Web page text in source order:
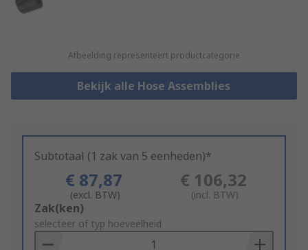
Afbeelding representeert productcategorie
Bekijk alle Hose Assemblies
Subtotaal (1 zak van 5 eenheden)*
€ 87,87
(excl. BTW)
€ 106,32
(incl. BTW)
Add
to
Basket
Zak(ken)
selecteer of typ hoeveelheid